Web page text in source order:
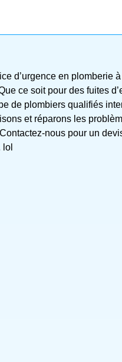
d’urgence en plomberie
ce soit pour des fuites
de plombiers qualifiés
et réparons les
nous pour un